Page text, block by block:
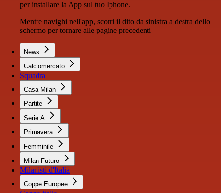
per installare la App sul tuo Iphone.
Mentre navighi nell'app, scorri il dito da sinistra a destra dello
schermo per tornare alle pagine precedenti
News
Calciomercato
Squadra
Casa Milan
Partite
Serie A
Primavera
Femminile
Milan Futuro
Milanisti d'Italia
Coppe Europee